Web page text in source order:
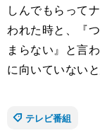
しんでもらって
われた時と、『
まらない』と言
に向いていない
テレビ番組